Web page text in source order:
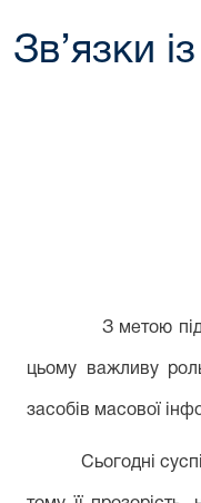
Зв’язки
З метою
цьому важливу
засобів масової
Сьогодні